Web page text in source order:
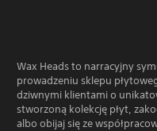
Wax Heads to narracyjny
prowadzeniu sklepu
dziwnymi klientami o
stworzoną kolekcję płyt,
albo obijaj się ze